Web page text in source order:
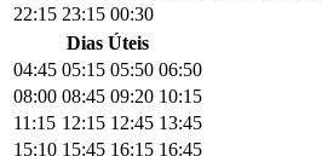
22:15 23:15 00:30
Dias Úteis
04:45 05:15 05:50 06:50
08:00 08:45 09:20 10:15
11:15 12:15 12:45 13:45
15:10 15:45 16:15 16:45